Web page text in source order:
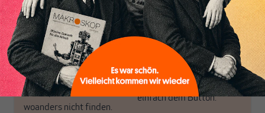
Perspektive und ist damit
in Deutschland einzigartig.
MAKROSKOP steht für
das große Ganze. Wir
haben einen Blick auf
Geld, Wirtschaft und
Politik, den Sie so
woanders nicht finden.
öffnen Fenster und
bringen frische Luft in die
engen und verstaubten
Debattenräume.
Brauchen Sie auch frische
Luft? Dann folgen Sie
einfach dem Button.